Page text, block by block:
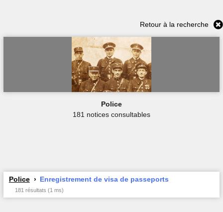
Retour à la recherche
Police
181 notices consultables
Police Enregistrement de visa de passeports
181 résultats (1 ms)